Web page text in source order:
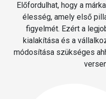
Előfordulhat, hogy a
élesség, amely első
figyelmét. Ezért a
kialakítása és a
módosítása szükséges